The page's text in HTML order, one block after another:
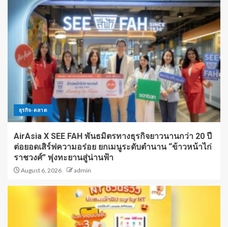
ธุรกิจ-ตลาด
AirAsia X SEE FAH พันธมิตรทางธุรกิจยาวนานกว่า 20 ปี
ต่อยอดเสิร์ฟความอร่อย ยกเมนูระดับตำนาน “ข้าวหน้าไก่
ราชวงศ์” พุ่งทะยานสู่น่านฟ้า
August 6, 2026 admin